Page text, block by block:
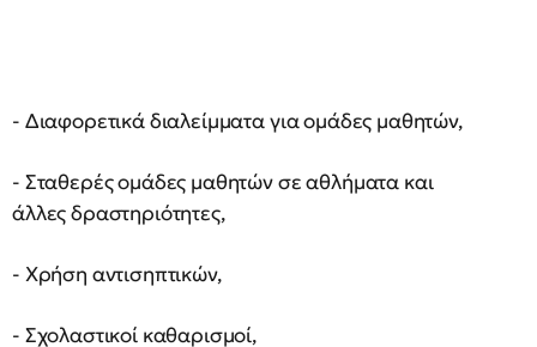
- Διαφορετικά διαλείμματα για ομάδες μαθητών,
- Σταθερές ομάδες μαθητών σε αθλήματα και
άλλες δραστηριότητες,
- Χρήση αντισηπτικών,
- Σχολαστικοί καθαρισμοί,